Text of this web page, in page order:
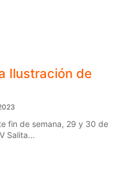
Ilustración de
fin de semana, 29 y 30 de
Salita...